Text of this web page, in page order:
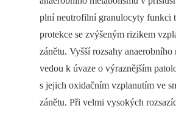
plní neutrofilní granulocyty funkci
protekce se zvýšeným rizikem
zánětu. Vyšší rozsahy
vedou k úvaze o výraznějším
s jejich oxidačním vzplanutím ve
zánětu. Při velmi vysokých